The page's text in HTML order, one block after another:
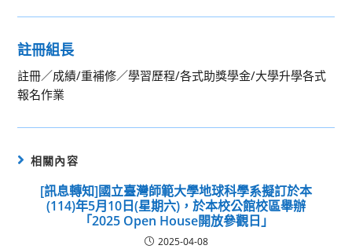
註冊組長
註冊／成績/重補修／學習歷程/各式助獎學金/大學升學各式
報名作業
相關內容
[訊息轉知]國立臺灣師範大學地球科學系擬訂於本
(114)年5月10日(星期六)，於本校公館校區舉辦
「2025 Open House開放參觀日」
2025-04-08